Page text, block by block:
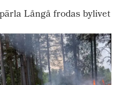
Långå frodas bylivet